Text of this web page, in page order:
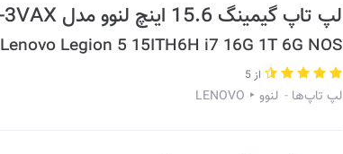
لپ تاپ گیمینگ 15.6 اینچ لنوو مدل Legion 5 15ITH6H-3VAX
Lenovo Legion 5 15ITH6H i7 16G 1T 6G NOS
از 5
لپ تاپ‌ها لنوو ‣ LENOVO